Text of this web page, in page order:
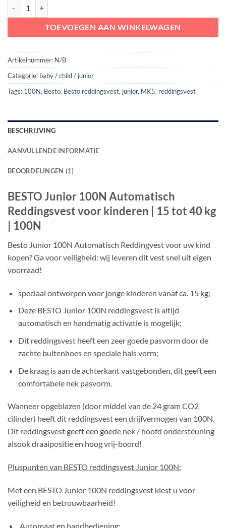
TOEVOEGEN AAN WINKELWAGEN
Artikelnummer: N/B
Categorie: baby / child / junior
Tags: 100N, Besto, Besto reddingsvest, junior, MK5, reddingsvest
BESCHRIJVING
AANVULLENDE INFORMATIE
BEOORDELINGEN (1)
BESTO Junior 100N Automatisch
Reddingsvest voor kinderen | 15 tot 40 kg
| 100N
Besto Junior 100N Automatisch Reddingvest voor uw kind
kopen? Ga voor veiligheid: wij leveren dit vest snel uit eigen
voorraad!
speciaal ontworpen voor jonge kinderen vanaf ca. 15 kg;
Deze BESTO Junior 100N reddingsvest is altijd
automatisch en handmatig activatie is mogelijk;
Dit reddingsvest heeft een zeer goede pasvorm door de
zachte buitenhoes en speciale hals vorm;
De kraag is aan de achterkant vastgebonden, dit geeft een
comfortabele nek pasvorm.
Wanneer opgeblazen (door middel van de 24 gram CO2
cilinder) heeft dit reddingsvest een drijfvermogen van 100N.
Dit reddingsvest geeft een goede nek / hoofd ondersteuning
alsook draaipositie en hoog vrij-boord!
Pluspunten van BESTO reddingsvest Junior 100N:
Met een BESTO Junior 100N reddingsvest kiest u voor
veiligheid en betrouwbaarheid!
Automaat en handbediening;